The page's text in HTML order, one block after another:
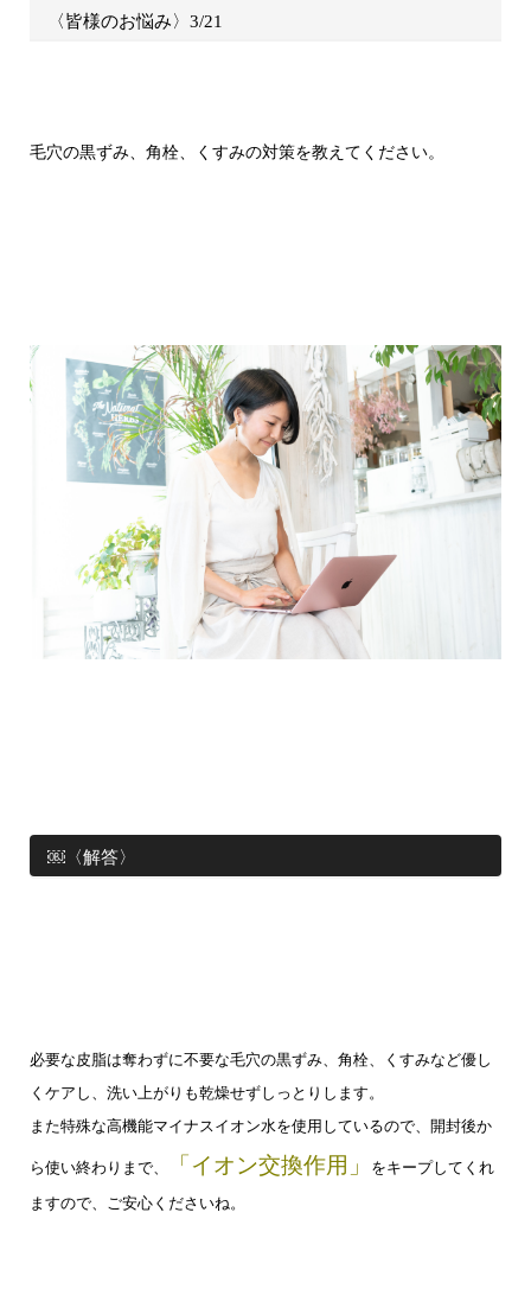
〈皆様のお悩み〉3/21
毛穴の黒ずみ、角栓、くすみの対策を教えてください。
￼〈解答〉
必要な皮脂は奪わずに不要な毛穴の黒ずみ、角栓、くすみなど優し
くケアし、洗い上がりも乾燥せずしっとりします。
また特殊な高機能マイナスイオン水を使用しているので、開封後か
ら使い終わりまで、 「イオン交換作用」
をキープしてくれ
ますので、ご安心くださいね。